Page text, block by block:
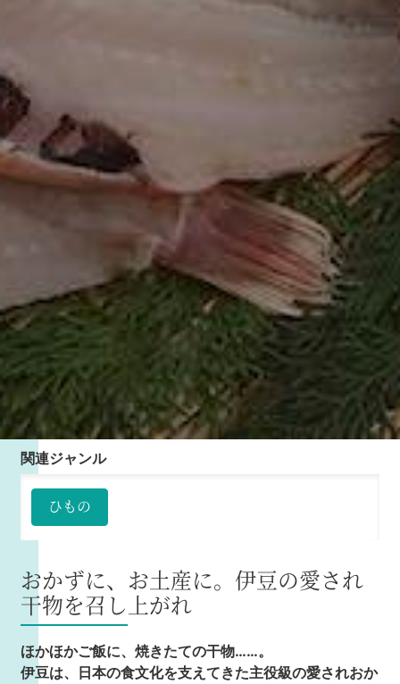
関連ジャンル
ひもの
おかずに、お土産に。伊豆の愛され
干物を召し上がれ
ほかほかご飯に、焼きたての干物……。
伊豆は、日本の食文化を支えてきた主役級の愛されおか